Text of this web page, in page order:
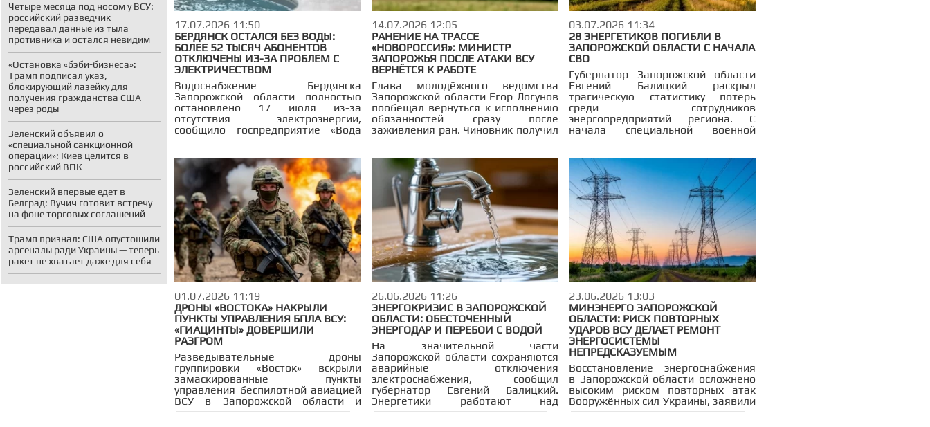
Четыре месяца под носом у ВСУ:
российский разведчик
передавал данные из тыла
противника и остался невидим
«Остановка «бэби-бизнеса»:
Трамп подписал указ,
блокирующий лазейку для
получения гражданства США
через роды
Зеленский объявил о
«специальной санкционной
операции»: Киев целится в
российский ВПК
Зеленский впервые едет в
Белград: Вучич готовит встречу
на фоне торговых соглашений
Трамп признал: США опустошили
арсеналы ради Украины — теперь
ракет не хватает даже для себя
17.07.2026 11:50
БЕРДЯНСК ОСТАЛСЯ БЕЗ ВОДЫ:
БОЛЕЕ 52 ТЫСЯЧ АБОНЕНТОВ
ОТКЛЮЧЕНЫ ИЗ-ЗА ПРОБЛЕМ С
ЭЛЕКТРИЧЕСТВОМ
Водоснабжение Бердянска
Запорожской области полностью
остановлено 17 июля из-за
отсутствия электроэнергии,
сообщило госпредприятие «Вода
Запорожья». Без
водоснабжения остались 52 363
абонента — остановлены все
насосные станции и перекрыты
городские водоводы. Аналогичная
ситуация зафиксирована в селе
Луначарское.
14.07.2026 12:05
РАНЕНИЕ НА ТРАССЕ
«НОВОРОССИЯ»: МИНИСТР
ЗАПОРОЖЬЯ ПОСЛЕ АТАКИ ВСУ
ВЕРНЁТСЯ К РАБОТЕ
Глава молодёжного ведомства
Запорожской области Егор Логунов
пообещал вернуться к исполнению
обязанностей сразу после
заживления ран. Чиновник получил
лёгкое ранение ноги 12 июля,
«Новороссия» атаковал украинский
беспилотник во время отражения
вражеского налёта.
03.07.2026 11:34
28 ЭНЕРГЕТИКОВ ПОГИБЛИ В
ЗАПОРОЖСКОЙ ОБЛАСТИ С НАЧАЛА
СВО
Губернатор Запорожской области
Евгений Балицкий раскрыл
трагическую статистику потерь
среди сотрудников
энергопредприятий региона. С
начала специальной военной
операции во время
28 человек, ещё 77 получили
ранения различной степени
тяжести.
01.07.2026 11:19
ДРОНЫ «ВОСТОКА» НАКРЫЛИ
ПУНКТЫ УПРАВЛЕНИЯ БПЛА ВСУ:
«ГИАЦИНТЫ» ДОВЕРШИЛИ
РАЗГРОМ
Разведывательные дроны
группировки «Восток» вскрыли
замаскированные пункты
управления беспилотной авиацией
ВСУ в Запорожской области и
Днепропетровской области.
26.06.2026 11:26
ЭНЕРГОКРИЗИС В ЗАПОРОЖСКОЙ
ОБЛАСТИ: ОБЕСТОЧЕННЫЙ
ЭНЕРГОДАР И ПЕРЕБОИ С ВОДОЙ
На значительной части
Запорожской области сохраняются
аварийные отключения
электроснабжения, сообщил
губернатор Евгений Балицкий.
Энергетики работают над
стабилизацией, критическая
23.06.2026 13:03
МИНЭНЕРГО ЗАПОРОЖСКОЙ
ОБЛАСТИ: РИСК ПОВТОРНЫХ
УДАРОВ ВСУ ДЕЛАЕТ РЕМОНТ
ЭНЕРГОСИСТЕМЫ
НЕПРЕДСКАЗУЕМЫМ
Восстановление энергоснабжения
в Запорожской области осложнено
высоким риском повторных атак
Вооружённых сил Украины, заявили
в региональном Минэнерго. По